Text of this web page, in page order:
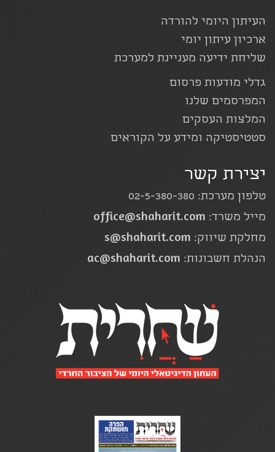
העיתון היומי להורדה
ארכיון עיתון יומי
שליחת ידיעה מעניינת למערכת
גדלי מודעות פרסום
המפרסמים שלנו
המלצות העסקים
סטטיסטיקה ומידע על הקוראים
יצירת קשר
טלפון מערכת: 02-5-380-380
מייל משרד: office@shaharit.com
מחלקת שיווק: s@shaharit.com
הנהלת חשבונות: ac@shaharit.com